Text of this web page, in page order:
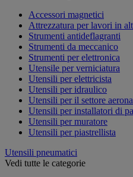
Accessori magnetici
Attrezzatura per lavori in
Strumenti antideflagranti
Strumenti da meccanico
Strumenti per elettronica
Utensile per verniciatura
Utensili per elettricista
Utensili per idraulico
Utensili per il settore
Utensili per installatori di
Utensili per muratore
Utensili per piastrellista
Utensili pneumatici
Vedi tutte le categorie